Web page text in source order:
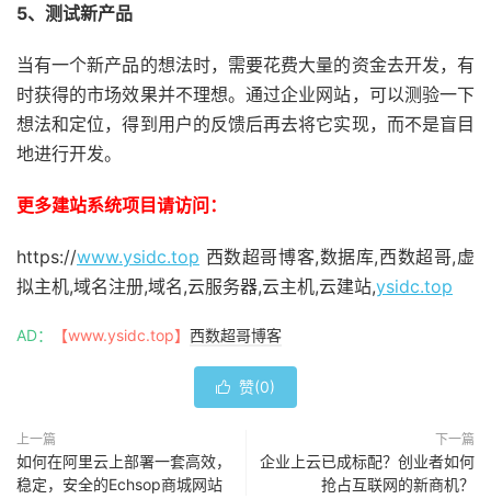
5、测试新产品
当有一个新产品的想法时，需要花费大量的资金去开发，有
时获得的市场效果并不理想。通过企业网站，可以测验一下
想法和定位，得到用户的反馈后再去将它实现，而不是盲目
地进行开发。
更多建站系统项目请访问：
https://www.ysidc.top 西数超哥博客,数据库,西数超哥,虚
拟主机,域名注册,域名,云服务器,云主机,云建站,ysidc.top
AD： 【www.ysidc.top】 西数超哥博客
 赞(0)
上一篇
如何在阿里云上部署一套高效，
稳定，安全的Echsop商城网站
下一篇
企业上云已成标配？创业者如何
抢占互联网的新商机？